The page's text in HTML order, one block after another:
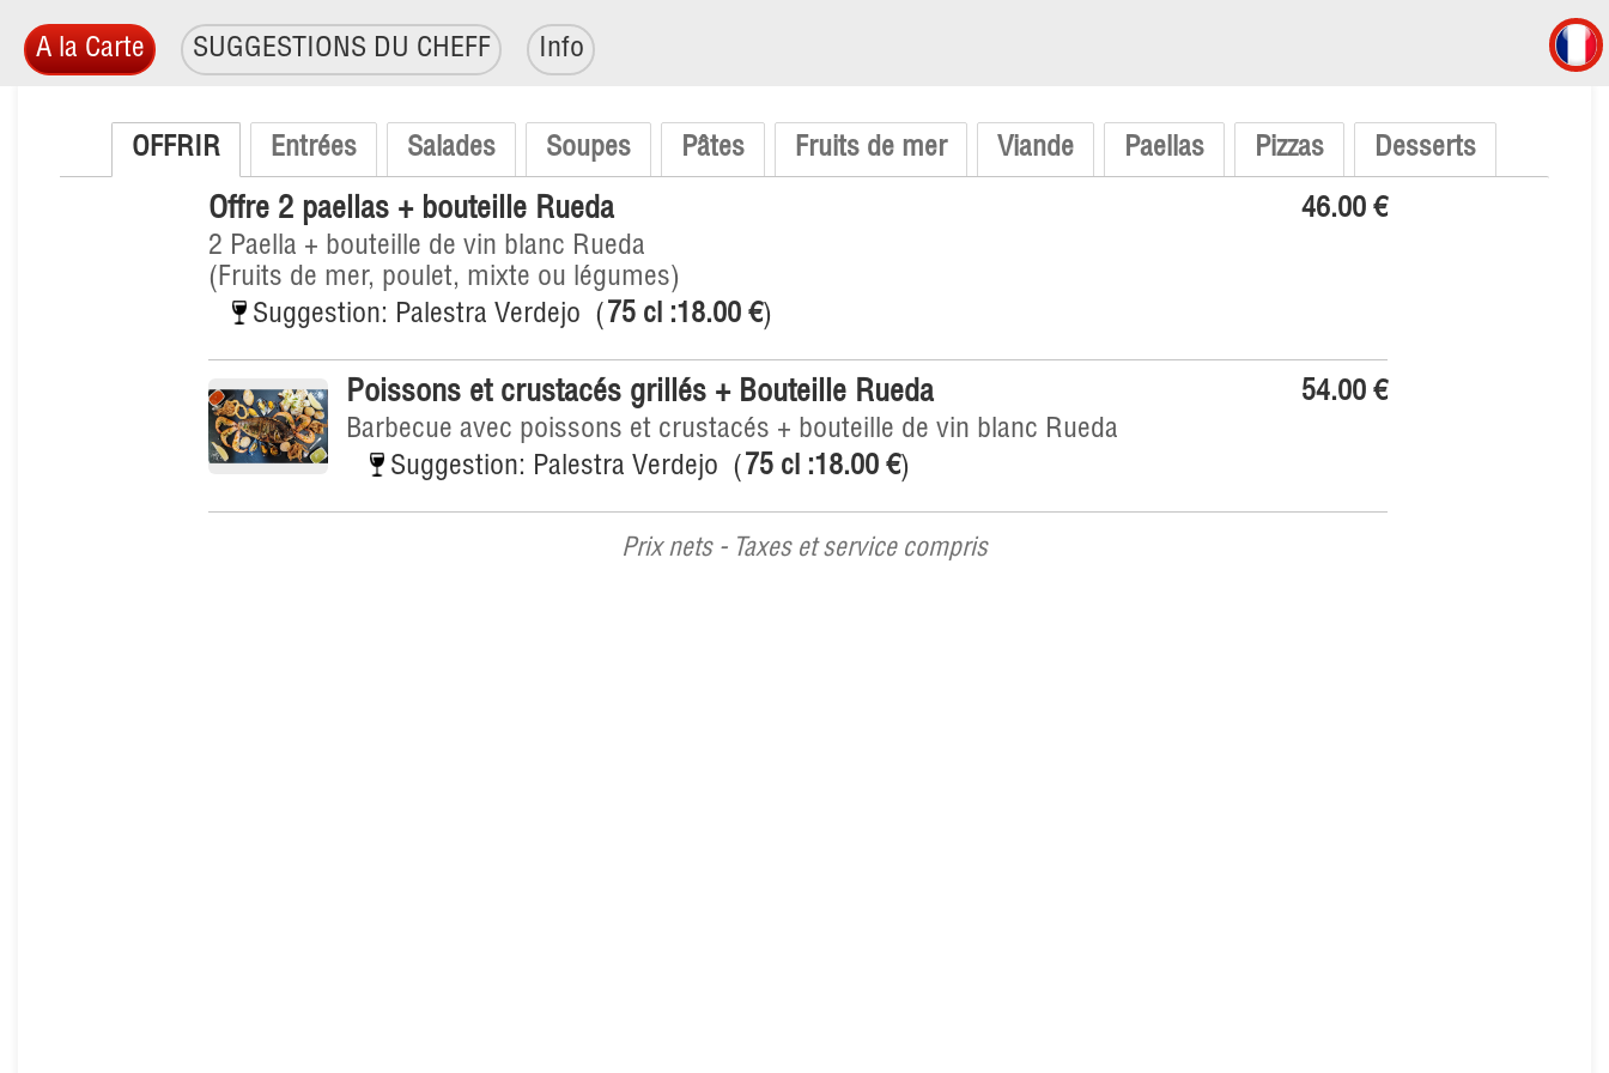
A la Carte SUGGESTIONS DU CHEFF Info
OFFRIR Entrées Salades Soupes Pâtes Fruits de mer Viande Paellas Pizzas Desserts
46.00 €
Offre 2 paellas + bouteille Rueda
2 Paella + bouteille de vin blanc Rueda
(Fruits de mer, poulet, mixte ou légumes)
Suggestion: Palestra Verdejo ( 75 cl :18.00 €)
54.00 €
Poissons et crustacés grillés + Bouteille Rueda
Barbecue avec poissons et crustacés + bouteille de vin blanc Rueda
Suggestion: Palestra Verdejo ( 75 cl :18.00 €)
Prix nets - Taxes et service compris